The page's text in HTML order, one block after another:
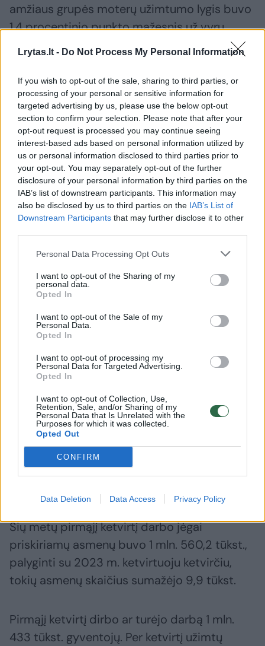
Lrytas.lt - Do Not Process My Personal Information
If you wish to opt-out of the sale, sharing to third parties, or
processing of your personal or sensitive information for
targeted advertising by us, please use the below opt-out
section to confirm your selection. Please note that after your
opt-out request is processed you may continue seeing
interest-based ads based on personal information utilized by
us or personal information disclosed to third parties prior to
your opt-out. You may separately opt-out of the further
disclosure of your personal information by third parties on the
IAB’s list of downstream participants. This information may
also be disclosed by us to third parties on the IAB’s List of
Downstream Participants that may further disclose it to other
Personal Data Processing Opt Outs
I want to opt-out of the Sharing of my
personal data.
Opted In
I want to opt-out of the Sale of my
Personal Data.
Opted In
I want to opt-out of processing my
Personal Data for Targeted Advertising.
Opted In
I want to opt-out of Collection, Use,
Retention, Sale, and/or Sharing of my
Personal Data that Is Unrelated with the
Purposes for which it was collected.
Opted Out
CONFIRM
Data Deletion Data Access Privacy Policy
amžiaus grupės moterų užimtumo lygis buvo
1,4 procentinio punkto mažesnis už vyrų
užimtumo lygį (atitinkamai 71,5 ir 72,9 proc.).
Susiję straipsniai
kad blogiausia jau praeityje,
tačiau ekonomistai įspėja:
džiaugtis gali būti per anksti
Jaunimo (15–24 metų amžiaus) užimtumo
lygis 2024 m. pirmąjį ketvirtį sudarė 29,2
proc., per ketvirtį sumažėjo 1,2 procentinio
punkto. 55–64 metų amžiaus gyventojų
užimtumo lygis 2024 m. pirmąjį ketvirtį
sudarė 68,1 proc., per ketvirtį sumažėjo 1,1
procentinio punkto, o per metus padidėjo
Šių metų pirmąjį ketvirtį darbo jėgai
priskiriamų asmenų buvo 1 mln. 560,2 tūkst.,
palyginti su 2023 m. ketvirtuoju ketvirčiu,
tokių asmenų skaičius sumažėjo 9,9 tūkst.
Pirmąjį ketvirtį dirbo ar turėjo darbą 1 mln.
433 tūkst. gyventojų. Per ketvirtį užimtų